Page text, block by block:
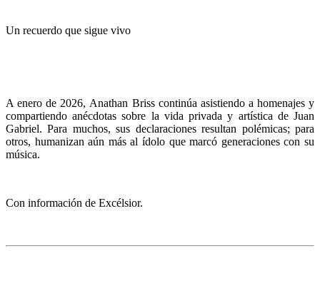
Un recuerdo que sigue vivo
A enero de 2026, Anathan Briss continúa asistiendo a homenajes y
compartiendo anécdotas sobre la vida privada y artística de Juan
Gabriel. Para muchos, sus declaraciones resultan polémicas; para
otros, humanizan aún más al ídolo que marcó generaciones con su
música.
Con información de Excélsior.